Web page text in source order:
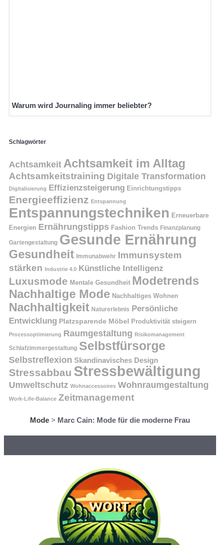
Warum wird Journaling immer beliebter?
Schlagwörter
Achtsamkeit Achtsamkeit im Alltag
Achtsamkeitstraining Digitale Transformation
Digitalisierung Effizienzsteigerung Einrichtungstipps
Energieeffizienz Entspannung
Entspannungstechniken Erneuerbare
Energien Ernährungstipps Fashion Trends Finanzplanung
Gartengestaltung Gesunde Ernährung
Gesundheit Immunabwehr Immunsystem
stärken
Industrie 4.0 Künstliche Intelligenz
Luxusmode Mentale Gesundheit Modetrends
Nachhaltige Mode Nachhaltiges Wohnen
Nachhaltigkeit Naturerlebnis Persönliche
Entwicklung Platzsparende Möbel Produktivität steigern
Prozessoptimierung Raumgestaltung Risikomanagement
Schlafzimmergestaltung Selbstfürsorge
Selbstreflexion Skandinavisches Design
Stressabbau Stressbewältigung
Umweltschutz Wohnaccessoires Wohnraumgestaltung
Work-Life-Balance Zeitmanagement
Mode > Marc Cain: Mode für die moderne Frau